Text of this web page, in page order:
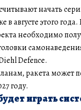
начать
в августе этого
необходимо
Defence.
ракета может
году.
играть